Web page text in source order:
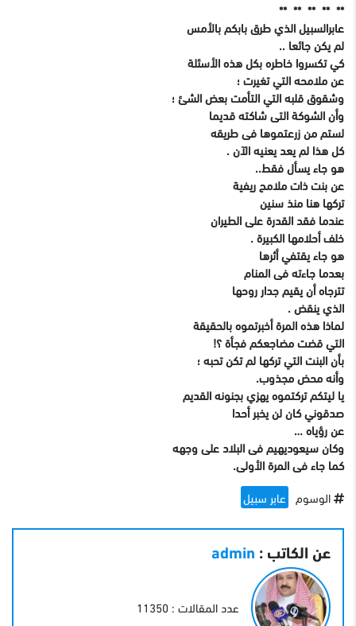
** ** ** ** **
عابرالسبيل الذي طرق بابكم بالأمس
لم يكن جائعا ..
كي تكسروا خاطره بكل هذه الأسئلة
عن ملامحه التي تغيرت ؛
وشقوق قلبه التي التأمت بعض الشئ ؛
وأن الشوكة التى شاكته قديما
لستم من زرعتموها فى طريقه
كل هذا لم يعد يعنيه الآن .
هو جاء يسأل فقط..
عن بنت ذات ملامح ريفية
تركها هنا منذ سنين
عندما فقد القدرة على الطيران
خلف أحلامها الكبيرة .
هو جاء يقتفي أثرها
بعدما جاءته فى المنام
تترجاه أن يقيم جدار روحها
الذي ينقض .
لماذا هذه المرة أخبرتموه بالحقيقة
التي قضت مضاجعكم فجأة ؟!
بأن البنت التي تركها لم تكن تحبه ؛
وأنه محض مجذوب.
يا ليتكم تركتموه يهزي بجنونه القديم
صدقوني كان لن يخبر أحدا
عن رؤياه …
وكان سيعوديهيم فى البلاد على وجهه
كما جاء فى المرة الأولى.
الوسوم عابر سبيل
عن الكاتب : admin
عدد المقالات : 11350